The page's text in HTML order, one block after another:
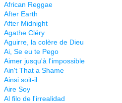
African Reggae
After Earth
After Midnight
Agathe Cléry
Aguirre, la colère de Dieu
Ai, Se eu te Pego
Aimer jusqu'à l'impossible
Ain't That a Shame
Ainsi soit-il
Aire Soy
Al filo de l'irrealidad